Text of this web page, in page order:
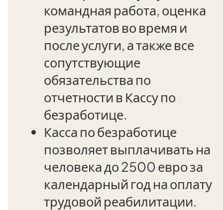
командная работа, оценка
результатов во время и
после услуги, а также все
сопутствующие
обязательства по
отчетности в Кассу по
безработице.
Касса по безработице
позволяет выплачивать на
человека до 2500 евро за
календарный год на оплату
трудовой реабилитации.